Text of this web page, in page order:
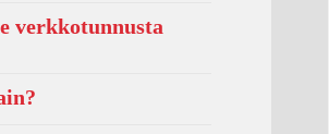
verkkotunnusta